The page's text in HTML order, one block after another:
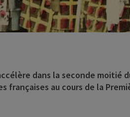
dans la seconde moitié
françaises au cours de la